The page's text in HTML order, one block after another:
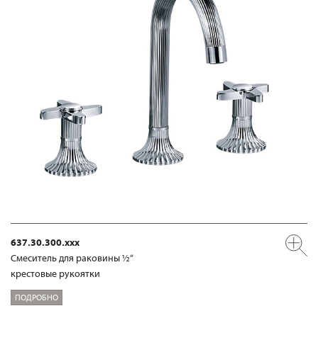
637.30.300.xxx
Смеситель для раковины ½“
крестовые рукоятки
ПОДРОБНО